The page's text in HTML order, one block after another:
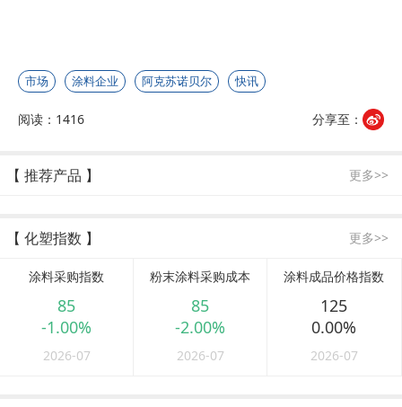
市场 涂料企业 阿克苏诺贝尔 快讯
阅读：1416 分享至：
【 推荐产品 】 更多>>
【 化塑指数 】 更多>>
涂料采购指数
85
-1.00%
2026-07
粉末涂料采购成本
85
-2.00%
2026-07
涂料成品价格指数
125
0.00%
2026-07